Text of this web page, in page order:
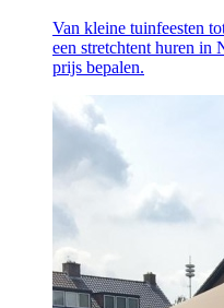
Van kleine tuinfeesten
een stretchtent huren in
prijs bepalen.